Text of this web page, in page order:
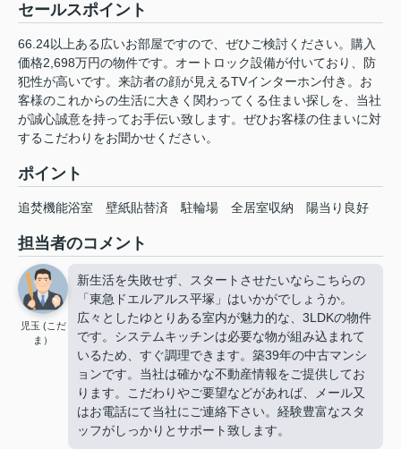
セールスポイント
66.24以上ある広いお部屋ですので、ぜひご検討ください。購入
価格2,698万円の物件です。オートロック設備が付いており、防
犯性が高いです。来訪者の顔が見えるTVインターホン付き。お
客様のこれからの生活に大きく関わってくる住まい探しを、当社
が誠心誠意を持ってお手伝い致します。ぜひお客様の住まいに対
するこだわりをお聞かせください。
ポイント
追焚機能浴室 壁紙貼替済 駐輪場 全居室収納 陽当り良好
担当者のコメント
児玉 (こだ
ま）
新生活を失敗せず、スタートさせたいならこちらの
「東急ドエルアルス平塚」はいかがでしょうか。
広々としたゆとりある室内が魅力的な、3LDKの物件
です。システムキッチンは必要な物が組み込まれて
いるため、すぐ調理できます。築39年の中古マンシ
ョンです。当社は確かな不動産情報をご提供してお
ります。こだわりやご要望などがあれば、メール又
はお電話にて当社にご連絡下さい。経験豊富なスタ
ッフがしっかりとサポート致します。